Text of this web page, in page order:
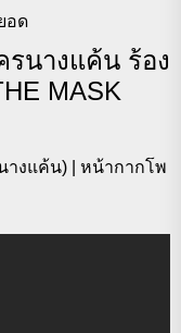
อด
รนางแค้น ร้อง
MASK
างแค้น) | หน้ากากโพ